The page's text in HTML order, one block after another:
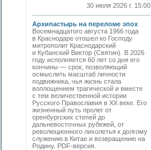
30 июля 2026 г. 15:00
Архипастырь на переломе эпох
Восемнадцатого августа 1966 года
в Краснодаре отошел ко Господу
митрополит Краснодарский
и Кубанский Виктор (Святин). В 2026
году исполняется 60 лет со дня его
кончины — срок, позволяющий
осмыслить масштаб личности
подвижника, чья жизнь стала
воплощением трагической и вместе
с тем величественной истории
Русского Православия в XX веке. Его
жизненный путь пролег от
оренбургских степей до
дальневосточных рубежей, от
революционного лихолетья к долгому
служению в Китае и возвращению на
Родину. PDF-версия.